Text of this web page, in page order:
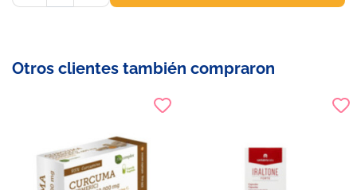
Otros clientes también compraron